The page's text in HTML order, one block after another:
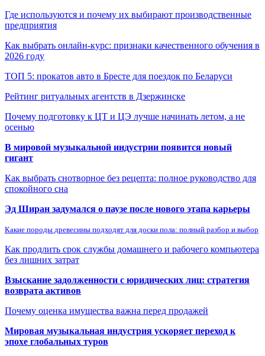
Где используются и почему их выбирают производственные
предприятия
Как выбрать онлайн-курс: признаки качественного обучения в
2026 году
ТОП 5: прокатов авто в Бресте для поездок по Беларуси
Рейтинг ритуальных агентств в Дзержинске
Почему подготовку к ЦТ и ЦЭ лучше начинать летом, а не
осенью
В мировой музыкальной индустрии появится новый
гигант
Как выбрать снотворное без рецепта: полное руководство для
спокойного сна
Эд Ширан задумался о паузе после нового этапа карьеры
Какие породы древесины подходят для доски пола: полный разбор и выбор
Как продлить срок службы домашнего и рабочего компьютера
без лишних затрат
Взыскание задолженности с юридических лиц: стратегия
возврата активов
Почему оценка имущества важна перед продажей
Мировая музыкальная индустрия ускоряет переход к
эпохе глобальных туров